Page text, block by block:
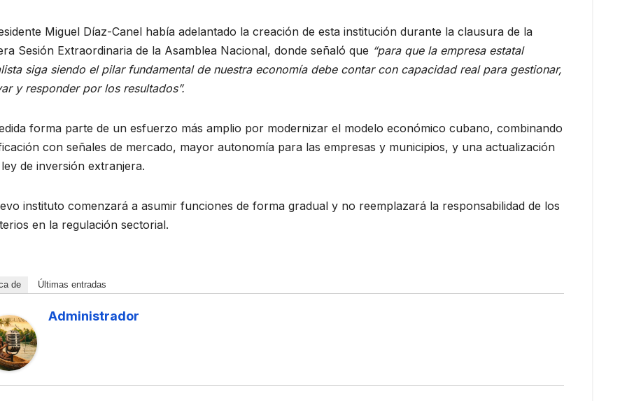
BAÑOS
2026
GONZÁLEZ
ACONTECER DEPORTIVO
Piragüistas
cubanos
regresan de
Montreal con
medallas y
cupos para
16 DE JULIO DE 2026
ADIAN ACEVEDO GONZÁLEZ
Miguel Díaz-Canel había adelantado la creación de esta institución durante la clausura de la
Sesión Extraordinaria de la Asamblea Nacional, donde señaló que “para que la empresa estatal
siga siendo el pilar fundamental de nuestra economía debe contar con capacidad real para gestionar,
y responder por los resultados”.
forma parte de un esfuerzo más amplio por modernizar el modelo económico cubano, combinando
con señales de mercado, mayor autonomía para las empresas y municipios, y una actualización
de inversión extranjera.
instituto comenzará a asumir funciones de forma gradual y no reemplazará la responsabilidad de los
en la regulación sectorial.
de Últimas entradas
Administrador